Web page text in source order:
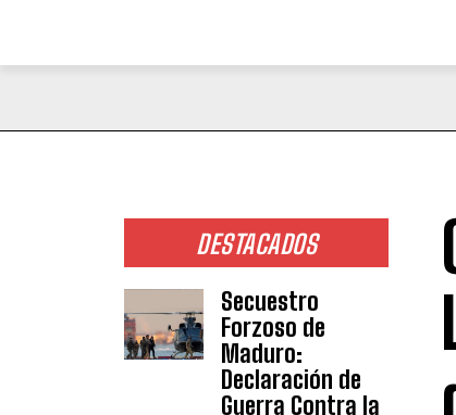
DESTACADOS
Secuestro
Forzoso de
Maduro:
Declaración de
Guerra Contra la